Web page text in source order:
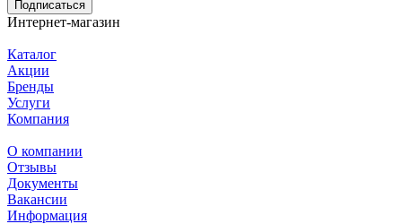
Подписаться
Интернет-магазин
Каталог
Акции
Бренды
Услуги
Компания
О компании
Отзывы
Документы
Вакансии
Информация